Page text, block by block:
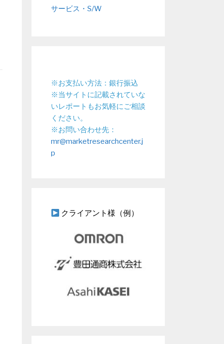
サービス・S/W
※お支払い方法：銀行振込
※当サイトに記載されていな
いレポートもお気軽にご相談
ください。
※お問い合わせ先：
mr@marketresearchcenter.j
p
クライアント様（例）